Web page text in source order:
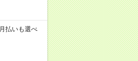
払いも選べ